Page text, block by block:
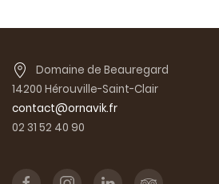
Domaine de Beauregard
14200 Hérouville-Saint-Clair
contact@ornavik.fr
02 31 52 40 90